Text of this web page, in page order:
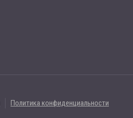
Политика конфиденциальности